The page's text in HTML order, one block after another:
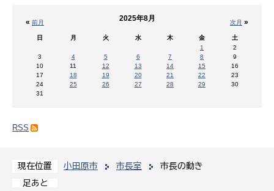
現在位置 小田原市 市長室
市長の動き
足あと
« 前月 次月 »
2025年8月
日 月 火 水 木 金
土
1
2
3
4 5 6 7 8
9
10
11 12 13 14 15
16
17
18 19 20 21 22
23
24
25 26 27 28 29
30
31
RSS